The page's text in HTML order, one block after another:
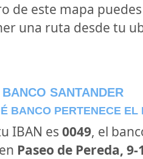
de este mapa
una ruta desde tu
SANTANDER
BANCO PERTENECE EL
IBAN es 0049, el
Paseo de Pereda,